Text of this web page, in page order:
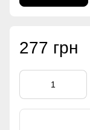
277 грн